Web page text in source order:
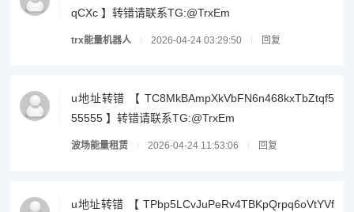
qCXc 】转错请联系TG:@TrxEm
trx能量机器人 2026-04-24 03:29:50 回复
u地址转错 【 TC8MkBAmpXkVbFN6n468kxTbZtqf5
55555 】转错请联系TG:@TrxEm
波场能量租赁 2026-04-24 11:53:06 回复
u地址转错 【 TPbp5LCvJuPeRv4TBKpQrpq6oVtYVf